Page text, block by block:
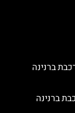
ברנינה
ברנינה